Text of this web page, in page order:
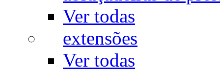
Ver todas
extensões
Ver todas